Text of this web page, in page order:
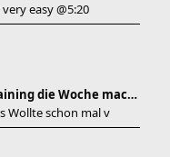
easy @5:20
Re: Sub 3:20h mit 3-4 mal Training die Woche machb
Wollte schon mal v